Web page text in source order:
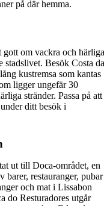
på där hemma.
gott om vackra och härliga
stadslivet. Besök Costa da
kustremsa som kantas
ligger ungefär 30
stränder. Passa på att
ditt besök i
ut till Doca-området, en
barer, restauranger, pubar
och mat i Lissabon
do Resturadores utgår